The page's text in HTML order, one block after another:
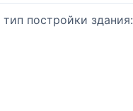
постройки здания: